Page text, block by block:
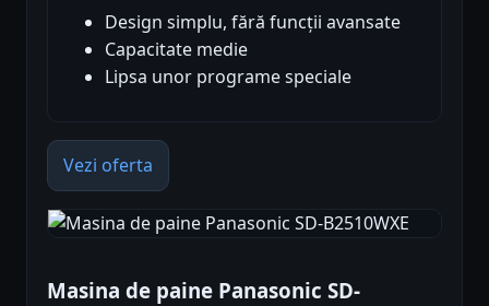
Design simplu, fără funcții avansate
Capacitate medie
Lipsa unor programe speciale
Vezi oferta
Masina de paine Panasonic SD-